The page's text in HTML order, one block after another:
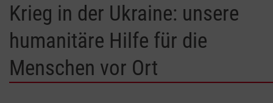
Krieg in der Ukraine: unsere
humanitäre Hilfe für die
Menschen vor Ort